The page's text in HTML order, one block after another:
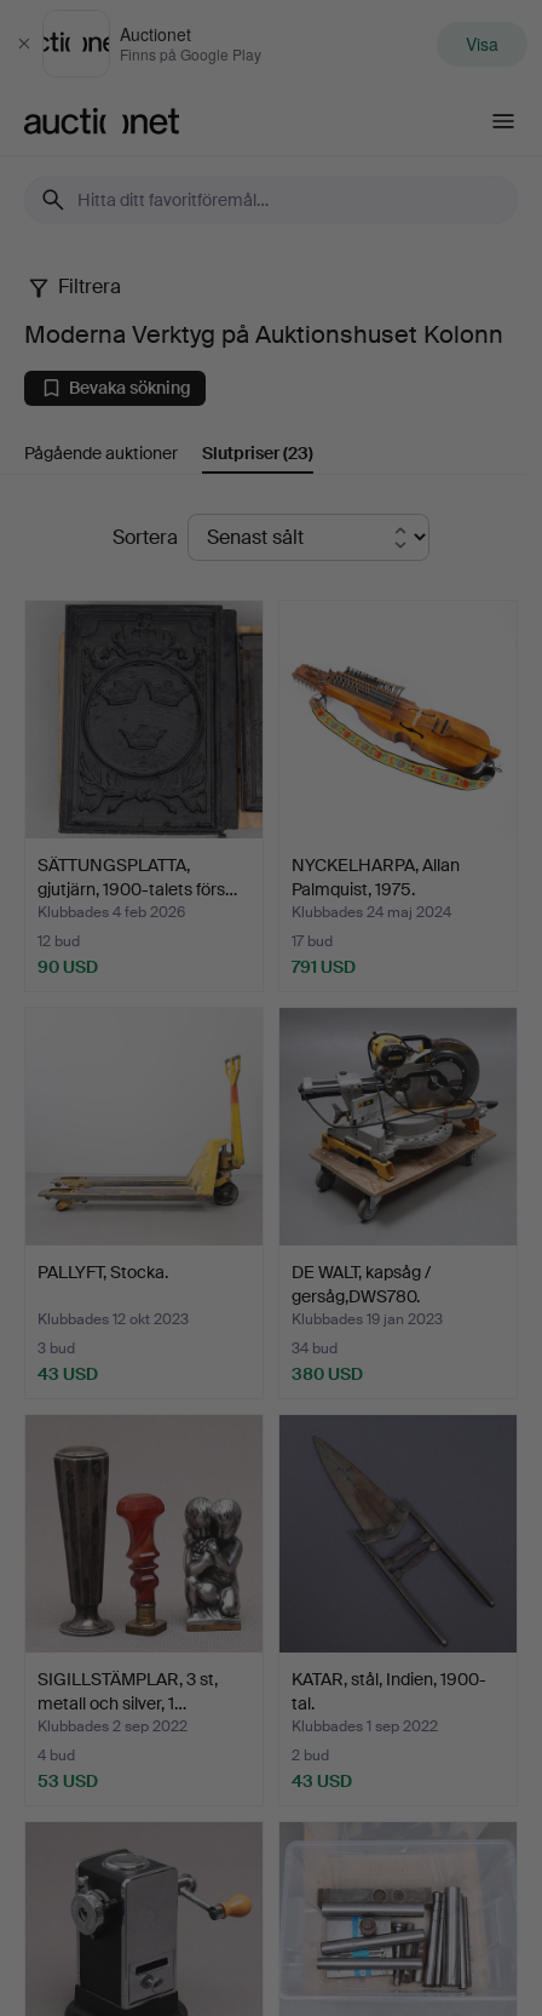
Stäng
Auctionet
Finns på Google Play Visa
Moderna
Verktyg
på
Auktionshuset
Kolonn
Filtrera
Moderna Verktyg på Auktionshuset Kolonn
Bevaka sökning
Pågående auktioner Slutpriser(23)
SlutpriserSortera
SÄTTUNGSPLATTA,
gjutjärn, 1900-talets förs…
Klubbades 4 feb 2026
12 bud
90 USD
NYCKELHARPA, Allan
Palmquist, 1975.
Klubbades 24 maj 2024
17 bud
791 USD
PALLYFT, Stocka.
Klubbades 12 okt 2023
3 bud
43 USD
DE WALT, kapsåg /
gersåg,DWS780.
Klubbades 19 jan 2023
34 bud
380 USD
SIGILLSTÄMPLAR, 3 st,
metall och silver, 1…
Klubbades 2 sep 2022
4 bud
53 USD
KATAR, stål, Indien, 1900-
tal.
Klubbades 1 sep 2022
2 bud
43 USD